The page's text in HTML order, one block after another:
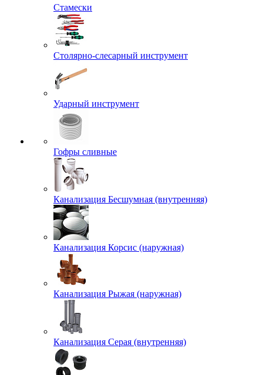
Стамески
Столярно-слесарный инструмент
Ударный инструмент
Гофры сливные
Канализация Бесшумная (внутренняя)
Канализация Корсис (наружная)
Канализация Рыжая (наружная)
Канализация Серая (внутренняя)